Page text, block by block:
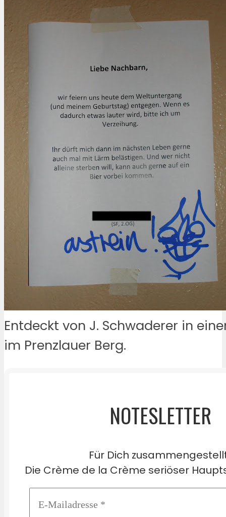
Entdeckt von J. Schwaderer in
im Prenzlauer Berg.
NOTESLETTER
Für Dich
Die Crème de la Crème seriöser